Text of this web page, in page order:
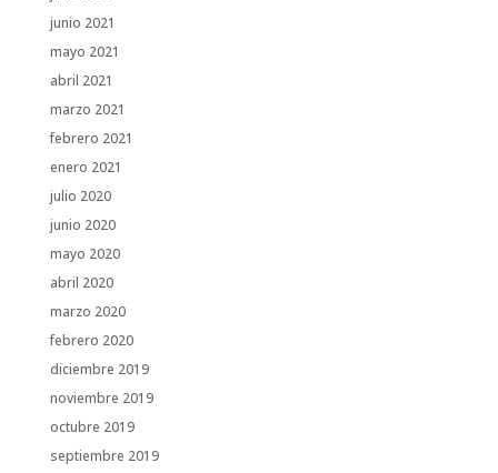
junio 2021
mayo 2021
abril 2021
marzo 2021
febrero 2021
enero 2021
julio 2020
junio 2020
mayo 2020
abril 2020
marzo 2020
febrero 2020
diciembre 2019
noviembre 2019
octubre 2019
septiembre 2019